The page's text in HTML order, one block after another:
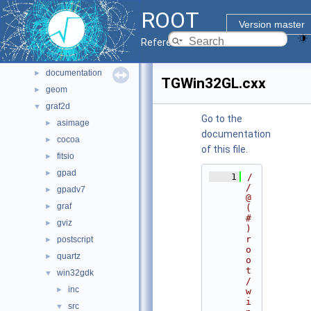
ROOT
Version master
Reference Guide
▼ Files
▼ File List
► bindings
► core
► documentation
► geom
▼ graf2d
► asimage
► cocoa
► fitsio
► gpad
► gpadv7
► graf
► gviz
► postscript
► quartz
▼ win32gdk
► inc
▼ src
TGWin32GL.cxx
Go to the
documentation
of this file.
    1
/
/
@
(
#
)
r
o
o
t
/
w
i